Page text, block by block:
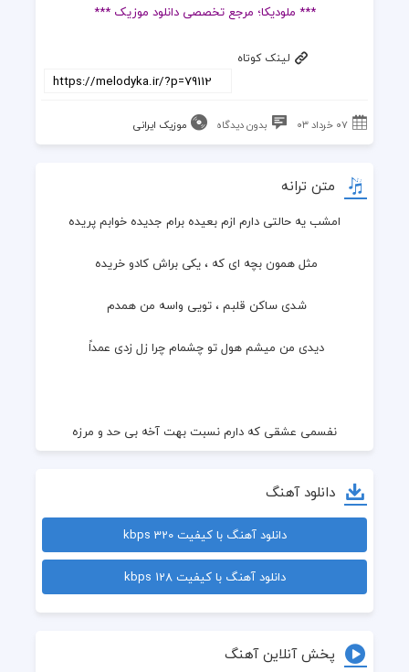
*** ملودیکا؛ مرجع تخصصی دانلود موزیک ***
لینک کوتاه
۰۷ خرداد ۰۳ بدون دیدگاه موزیک ایرانی
متن ترانه
امشب یه حالتی دارم ازم بعیده برام جدیده خوابم پریده
مثل همون بچه ای که ، یکی براش کادو خریده
شدی ساکن قلبم ، تویی واسه من همدم
دیدی من میشم هول تو چشمام چرا زل زدی عمداً
نفسمی عشقی که دارم نسبت بهت آخه بی حد و مرزه
شمع و گل و پروانه ای ندیدم خودم و هیچوقت تو عمرم
فقط بگو بردی چه جوری این قلب مغرور و تو یه لحظه
وقتی لج می کنی ، بیشتر عاشقت میشم
دانلود آهنگ
دانلود آهنگ با کیفیت 320 kbps
دانلود آهنگ با کیفیت 128 kbps
پخش آنلاین آهنگ